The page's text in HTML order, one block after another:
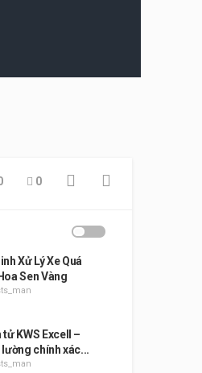
0
Xử Lý Xe Quá
Sen Vàng
KWS Excell –
chính xác...